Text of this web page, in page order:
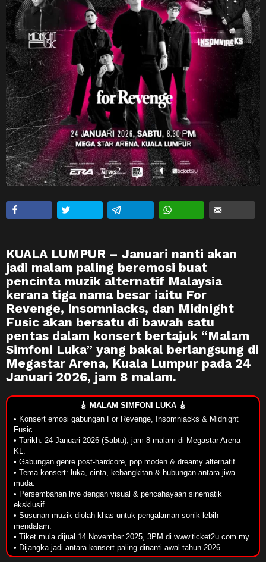
KUALA LUMPUR – Januari nanti akan
jadi malam paling beremosi buat
pencinta muzik alternatif Malaysia
kerana tiga nama besar iaitu For
Revenge, Insomniacks, dan Midnight
Fusic akan bersatu di bawah satu
pentas dalam konsert bertajuk “Malam
Simfoni Luka” yang bakal berlangsung di
Megastar Arena, Kuala Lumpur pada 24
Januari 2026, jam 8 malam.
🎸 MALAM SIMFONI LUKA 🎸
• Konsert emosi gabungan For Revenge, Insomniacks & Midnight
Fusic.
• Tarikh: 24 Januari 2026 (Sabtu), jam 8 malam di Megastar Arena
KL.
• Gabungan genre post-hardcore, pop moden & dreamy alternatif.
• Tema konsert: luka, cinta, kebangkitan & hubungan antara jiwa
muda.
• Persembahan live dengan visual & pencahayaan sinematik
eksklusif.
• Susunan muzik diolah khas untuk pengalaman sonik lebih
mendalam.
• Tiket mula dijual 14 November 2025, 3PM di www.ticket2u.com.my.
• Dijangka jadi antara konsert paling dinanti awal tahun 2026.